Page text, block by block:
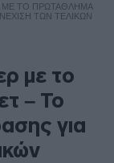
ΜΕ ΤΟ ΠΡΩΤΆΘΛΗΜΑ
ΤΩΝ ΤΕΛΙΚΏΝ
με το
– Το
για